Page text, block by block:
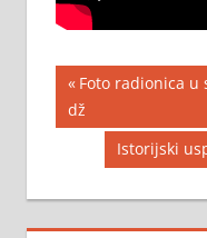
Кретање
чланка
Previous
Post:
Foto radionica u
dž
Next
Post:
Istorijski